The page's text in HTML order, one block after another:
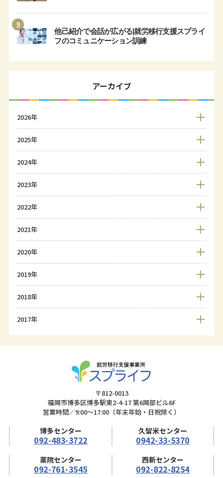
5
他己紹介で会話が広がる|就労移行支援スプライ
フのコミュニケーション訓練
アーカイブ
2026年
2025年
2024年
2023年
2022年
2021年
2020年
2019年
2018年
2017年
〒812-0013
福岡市博多区博多駅東2-4-17 第6岡部ビル6F
営業時間／9:00～17:00（年末年始・日祝除く）
博多センター
092-483-3722
久留米センター
0942-33-5370
薬院センター
092-761-3545
西新センター
092-822-8254